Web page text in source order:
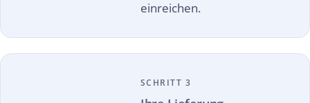
einreichen.
SCHRITT 3